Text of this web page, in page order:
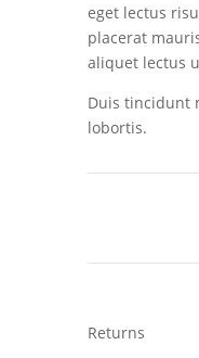
eget lectus
placerat
aliquet lectus
Duis tincidunt
lobortis.
Returns